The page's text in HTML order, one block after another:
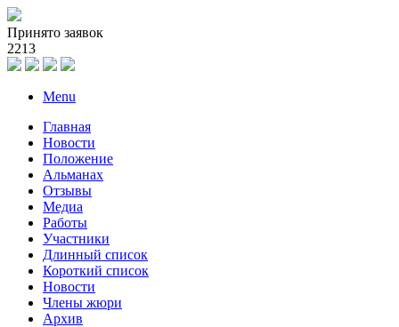
Принято заявок
2213
Menu
Главная
Новости
Положение
Альманах
Отзывы
Медиа
Работы
Участники
Длинный список
Короткий список
Новости
Члены жюри
Архив